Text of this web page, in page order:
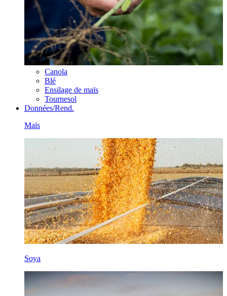
Canola
Blé
Ensilage de maïs
Tournesol
Données/Rend.
Maïs
Soya